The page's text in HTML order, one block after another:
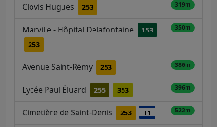
Clovis Hugues 253 319m
Marville - Hôpital Delafontaine
153
253
350m
Avenue Saint-Rémy 253 386m
Lycée Paul Éluard 255 353 396m
Cimetière de Saint-Denis 253 T1 522m